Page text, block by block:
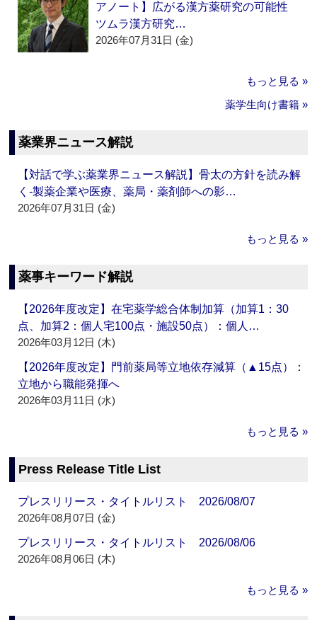
アノート】広がる漢方薬研究の可能性
ツムラ漢方研究…
2026年07月31日 (金)
もっと見る »
薬学生向け書籍 »
薬業界ニュース解説
【対話で学ぶ薬業界ニュース解説】骨太の方針を読み解
く‐製薬企業や医療、薬局・薬剤師への影…
2026年07月31日 (金)
もっと見る »
薬事キーワード解説
【2026年度改定】在宅薬学総合体制加算（加算1：30
点、加算2：個人宅100点・施設50点）：個人…
2026年03月12日 (木)
【2026年度改定】門前薬局等立地依存減算（▲15点）：
立地から職能発揮へ
2026年03月11日 (水)
もっと見る »
Press Release Title List
プレスリリース・タイトルリスト 2026/08/07
2026年08月07日 (金)
プレスリリース・タイトルリスト 2026/08/06
2026年08月06日 (木)
もっと見る »